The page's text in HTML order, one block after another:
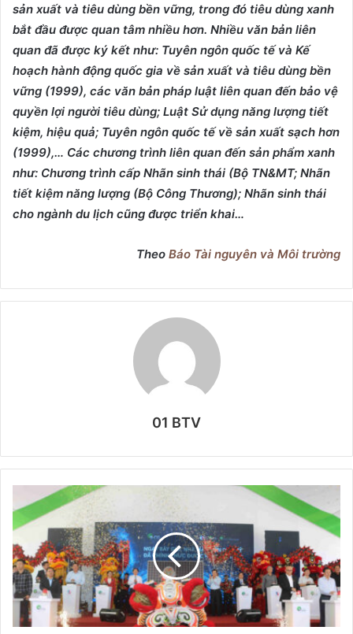
sản xuất và tiêu dùng bền vững, trong đó tiêu dùng xanh
bắt đầu được quan tâm nhiều hơn. Nhiều văn bản liên
quan đã được ký kết như: Tuyên ngôn quốc tế và Kế
hoạch hành động quốc gia về sản xuất và tiêu dùng bền
vững (1999), các văn bản pháp luật liên quan đến bảo vệ
quyền lợi người tiêu dùng; Luật Sử dụng năng lượng tiết
kiệm, hiệu quả; Tuyên ngôn quốc tế về sản xuất sạch hơn
(1999),… Các chương trình liên quan đến sản phẩm xanh
như: Chương trình cấp Nhãn sinh thái (Bộ TN&MT; Nhãn
tiết kiệm năng lượng (Bộ Công Thương); Nhãn sinh thái
cho ngành du lịch cũng được triển khai…
Theo Báo Tài nguyên và Môi trường
01 BTV